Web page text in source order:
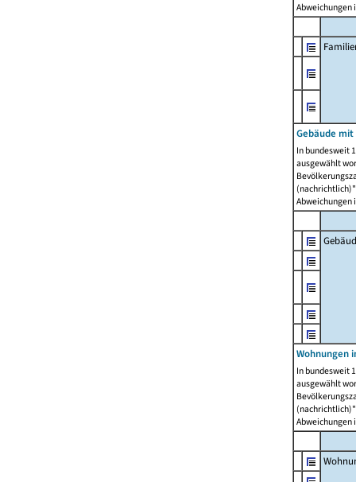
Abweichungen
Gebäude
In bundesweit
ausgewählt
Abweichungen
Wohnungen
In bundesweit
ausgewählt
Abweichungen